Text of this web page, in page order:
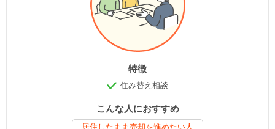
特徴
住み替え相談
こんな人におすすめ
居住したまま売却を進めたい人